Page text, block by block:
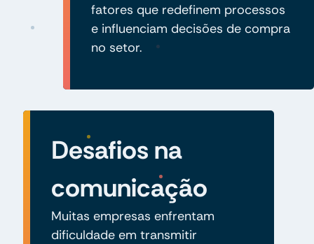
fatores que redefinem processos
e influenciam decisões de compra
no setor.
Desafios na
comunicação
Muitas empresas enfrentam
dificuldade em transmitir